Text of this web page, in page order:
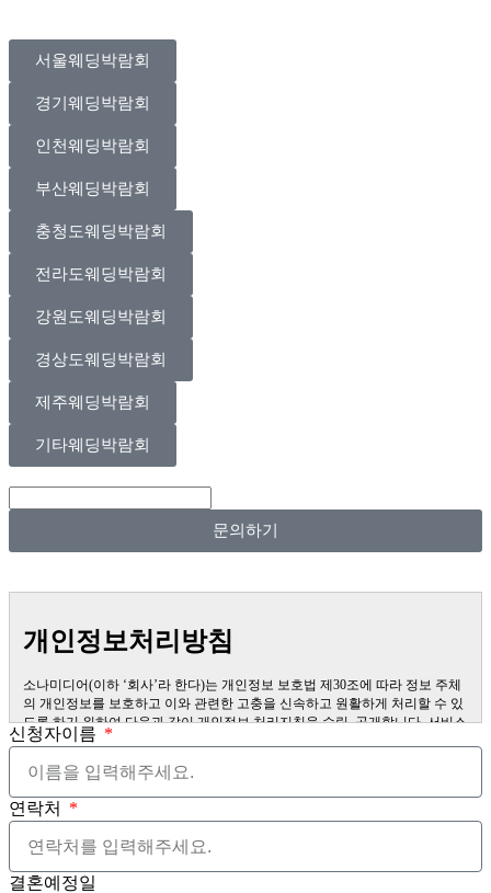
서울웨딩박람회
경기웨딩박람회
인천웨딩박람회
부산웨딩박람회
충청도웨딩박람회
전라도웨딩박람회
강원도웨딩박람회
경상도웨딩박람회
제주웨딩박람회
기타웨딩박람회
문의하기
개인정보처리방침
소나미디어(이하 ‘회사’라 한다)는 개인정보 보호법 제30조에 따라 정보 주체
의 개인정보를 보호하고 이와 관련한 고충을 신속하고 원활하게 처리할 수 있
도록 하기 위하여 다음과 같이 개인정보 처리지침을 수립, 공개합니다. 서비스
이용 과정에서 이용자가 개인정보 수집에 대해 동의를 하고 직접 정보를 입력
웹페이지, 메일, 팩스, 전화 등을 통해 이용자의 개인정보가 수집될 수 있습니
다. 오프라인에서 진행되는 이벤트 등에서 서면을 통해 개인정보가 수집될 수
있습니다.
합니다. 처리하고 있는 개인정보는 다음의 목적 이외의 용도로는 이용되지 않
으며, 이용 목적이 변경되는 경우에는 개인정보보호법 제18조에 따라 별도의
동의를 받는 등 필요한 조치를 이행할 예정입니다.
신청자이름
연락처
결혼예정일